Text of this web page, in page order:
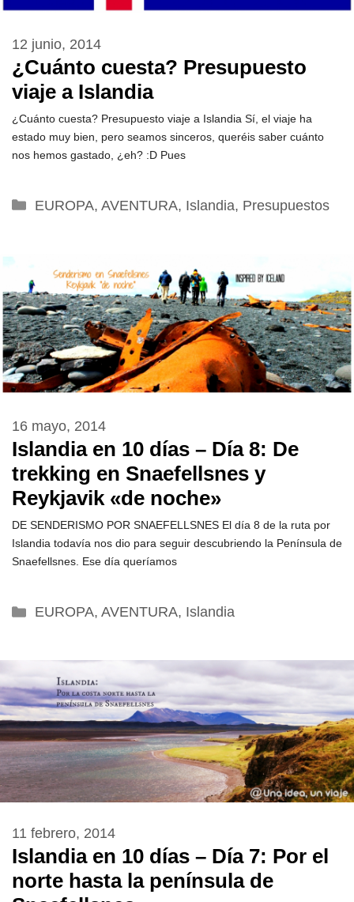
¿Cuánto cuesta? Presupuesto
viaje a Islandia
12 junio, 2014
¿Cuánto cuesta? Presupuesto viaje a Islandia Sí, el viaje ha
estado muy bien, pero seamos sinceros, queréis saber cuánto
nos hemos gastado, ¿eh? :D Pues
Categorías
EUROPA, AVENTURA, Islandia, Presupuestos
Islandia en 10 días – Día 8: De
trekking en Snaefellsnes y
Reykjavik «de noche»
16 mayo, 2014
DE SENDERISMO POR SNAEFELLSNES El día 8 de la ruta por
Islandia todavía nos dio para seguir descubriendo la Península de
Snaefellsnes. Ese día queríamos
Categorías
EUROPA, AVENTURA, Islandia
Islandia en 10 días – Día 7: Por el
norte hasta la península de
11 febrero, 2014